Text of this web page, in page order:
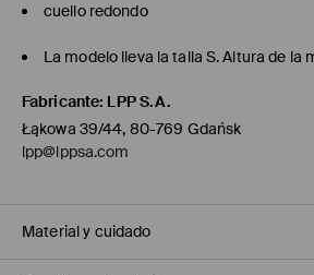
cuello redondo
La modelo lleva la talla S. Altura de la
Fabricante: LPP S.A.
Łąkowa 39/44, 80-769 Gdańsk
lpp@lppsa.com
Material y cuidado